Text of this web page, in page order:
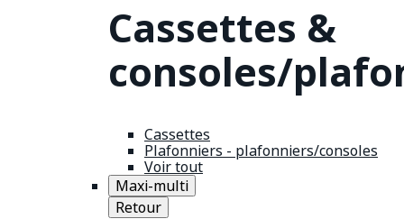
Cassettes &
consoles/
Cassettes
Plafonniers - plafonniers/consoles
Voir tout
Maxi-multi
Retour